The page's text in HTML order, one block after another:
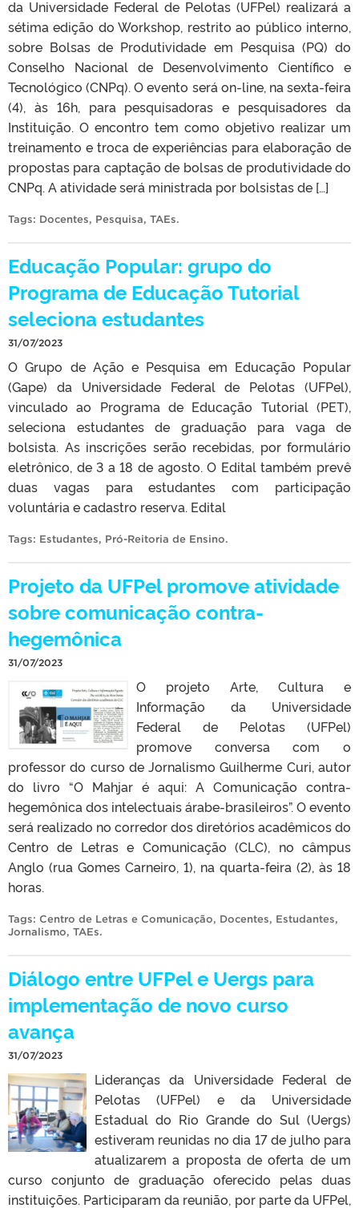
da Universidade Federal de Pelotas (UFPel) realizará a
sétima edição do Workshop, restrito ao público interno,
sobre Bolsas de Produtividade em Pesquisa (PQ) do
Conselho Nacional de Desenvolvimento Científico e
Tecnológico (CNPq). O evento será on-line, na sexta-feira
(4), às 16h, para pesquisadoras e pesquisadores da
Instituição. O encontro tem como objetivo realizar um
treinamento e troca de experiências para elaboração de
propostas para captação de bolsas de produtividade do
CNPq. A atividade será ministrada por bolsistas de […]
Tags: Docentes, Pesquisa, TAEs.
Educação Popular: grupo do
Programa de Educação Tutorial
seleciona estudantes
31/07/2023
O Grupo de Ação e Pesquisa em Educação Popular
(Gape) da Universidade Federal de Pelotas (UFPel),
vinculado ao Programa de Educação Tutorial (PET),
seleciona estudantes de graduação para vaga de
bolsista. As inscrições serão recebidas, por formulário
eletrônico, de 3 a 18 de agosto. O Edital também prevê
duas vagas para estudantes com participação
voluntária e cadastro reserva. Edital
Tags: Estudantes, Pró-Reitoria de Ensino.
Projeto da UFPel promove atividade
sobre comunicação contra-
hegemônica
31/07/2023
O projeto Arte, Cultura e
Informação da Universidade
Federal de Pelotas (UFPel)
promove conversa com o
professor do curso de Jornalismo Guilherme Curi, autor
do livro “O Mahjar é aqui: A Comunicação contra-
hegemônica dos intelectuais árabe-brasileiros”. O evento
será realizado no corredor dos diretórios acadêmicos do
Centro de Letras e Comunicação (CLC), no câmpus
Anglo (rua Gomes Carneiro, 1), na quarta-feira (2), às 18
horas.
Tags: Centro de Letras e Comunicação, Docentes, Estudantes,
Jornalismo, TAEs.
Diálogo entre UFPel e Uergs para
implementação de novo curso
avança
31/07/2023
Lideranças da Universidade Federal de
Pelotas (UFPel) e da Universidade
Estadual do Rio Grande do Sul (Uergs)
estiveram reunidas no dia 17 de julho para
atualizarem a proposta de oferta de um
curso conjunto de graduação oferecido pelas duas
instituições. Participaram da reunião, por parte da UFPel,